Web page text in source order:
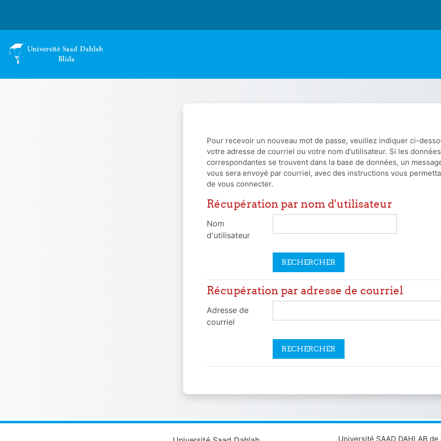
Pour recevoir un nouveau mot de passe, veuillez indiquer ci-
votre adresse de courriel ou votre nom d'utilisateur. Si les données
correspondantes se trouvent dans la base de données, un
vous sera envoyé par courriel, avec des instructions vous
de vous connecter.
Récupération par nom d'utilisateur
Récupération par nom d'utilisateur
Nom
d'utilisateur
Récupération par adresse de courriel
Récupération par adresse de courriel
Adresse de
courriel
Université SAAD DAHLAB de